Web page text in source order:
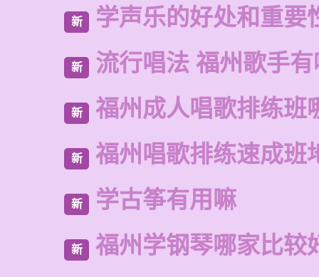
新 学声乐的好处和重要
新 流行唱法 福州歌手
新 福州成人唱歌排练班
新 福州唱歌排练速成班
新 学古筝有用嘛
新 福州学钢琴哪家比较